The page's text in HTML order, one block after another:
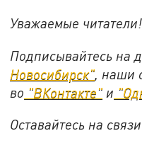
Уважаемые читатели!
Подписывайтесь на
Новосибирск", наши
во "ВКонтакте" и
Оставайтесь на